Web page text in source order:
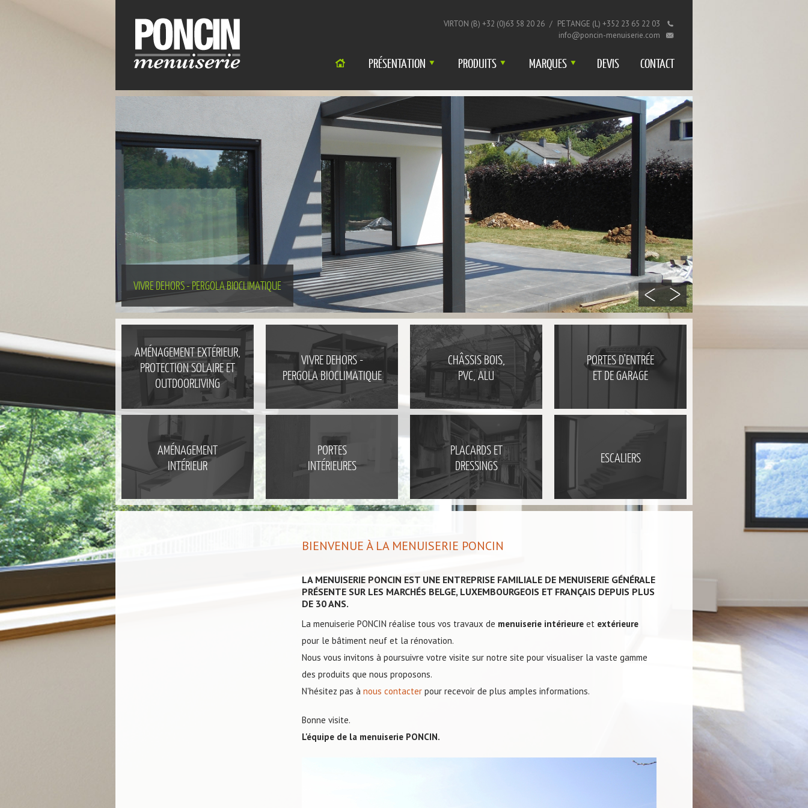
VIRTON (B) +32 (0)63 58 20 26 / PETANGE (L) +352 23 65 22 03
info@poncin-menuiserie.com
PRÉSENTATION PRODUITS MARQUES DEVIS CONTACT
VIVRE DEHORS - PERGOLA BIOCLIMATIQUE
AMÉNAGEMENT EXTÉRIEUR,
PROTECTION SOLAIRE ET
OUTDOORLIVING
VIVRE DEHORS -
PERGOLA BIOCLIMATIQUE
CHÂSSIS BOIS,
PVC, ALU
PORTES D'ENTRÉE
ET DE GARAGE
AMÉNAGEMENT
INTÉRIEUR
PORTES
INTÉRIEURES
PLACARDS ET
DRESSINGS
ESCALIERS
BIENVENUE À LA MENUISERIE PONCIN
LA MENUISERIE PONCIN EST UNE ENTREPRISE FAMILIALE DE MENUISERIE GÉNÉRALE
PRÉSENTE SUR LES MARCHÉS BELGE, LUXEMBOURGEOIS ET FRANÇAIS DEPUIS PLUS
DE 30 ANS.
La menuiserie PONCIN réalise tous vos travaux de menuiserie intérieure et extérieure
pour le bâtiment neuf et la rénovation.
Nous vous invitons à poursuivre votre visite sur notre site pour visualiser la vaste gamme
des produits que nous proposons.
N'hésitez pas à nous contacter pour recevoir de plus amples informations.
Bonne visite.
L'équipe de la menuiserie PONCIN.